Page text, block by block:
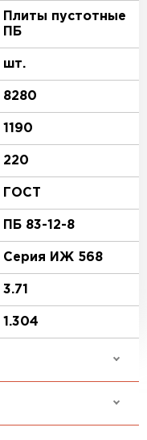
Плиты пустотные
ПБ
шт.
8280
1190
220
ГОСТ
ПБ 83-12-8
Серия ИЖ 568
3.71
1.304